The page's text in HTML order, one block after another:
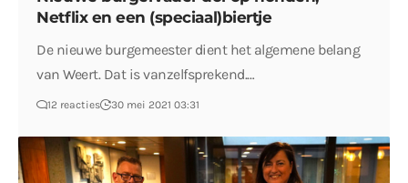
Netflix en een (speciaal)biertje
De nieuwe burgemeester dient het algemene belang
van Weert. Dat is vanzelfsprekend.…
12 reacties 30 mei 2021 03:31